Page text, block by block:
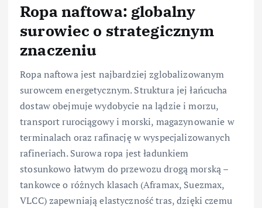
Ropa naftowa: globalny
surowiec o strategicznym
znaczeniu
Ropa naftowa jest najbardziej zglobalizowanym
surowcem energetycznym. Struktura jej łańcucha
dostaw obejmuje wydobycie na lądzie i morzu,
transport rurociągowy i morski, magazynowanie w
terminalach oraz rafinację w wyspecjalizowanych
rafineriach. Surowa ropa jest ładunkiem
stosunkowo łatwym do przewozu drogą morską –
tankowce o różnych klasach (Aframax, Suezmax,
VLCC) zapewniają elastyczność tras, dzięki czemu